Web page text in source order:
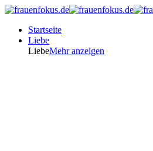
Startseite
Liebe
LiebeMehr anzeigen